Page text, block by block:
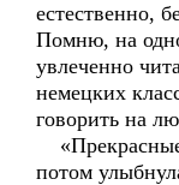
естественно,
Помню, на
увлеченно
немецких
говорить на
потом